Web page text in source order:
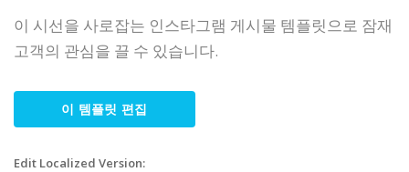
이 시선을 사로잡는 인스타그램 게시물 템플릿으로 잠재
고객의 관심을 끌 수 있습니다.
이 템플릿 편집
Edit Localized Version: